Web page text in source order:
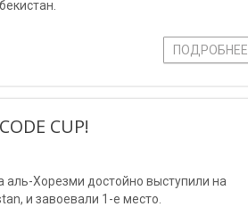
ПОДРОБНЕЕ
CUP!
Хорезми достойно выступили на
и завоевали 1-е место.